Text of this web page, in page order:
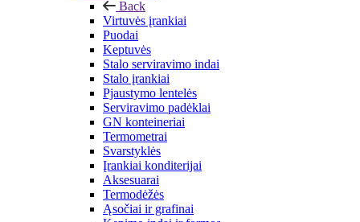
Back
Virtuvės įrankiai
Puodai
Keptuvės
Stalo serviravimo indai
Stalo įrankiai
Pjaustymo lentelės
Serviravimo padėklai
GN konteineriai
Termometrai
Svarstyklės
Įrankiai konditerijai
Aksesuarai
Termodėžės
Ąsočiai ir grafinai